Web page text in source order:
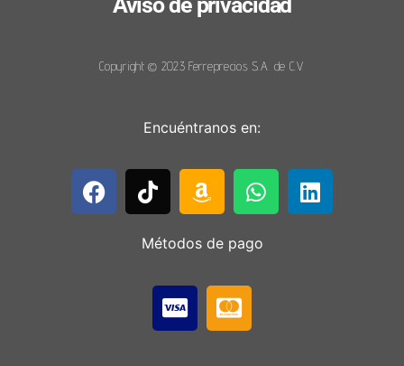
Copyright © 2023 Ferreprecios S.A. de C.V.
Encuéntranos en:
Métodos de pago